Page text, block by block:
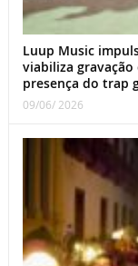
Luup Music
viabiliza gravação
presença do trap
09/06/ 2026